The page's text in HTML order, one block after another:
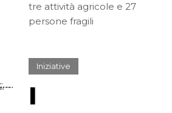
tre attività agricole e 27
persone fragili
Iniziative
I